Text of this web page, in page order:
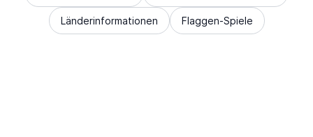
Länderinformationen Flaggen-Spiele